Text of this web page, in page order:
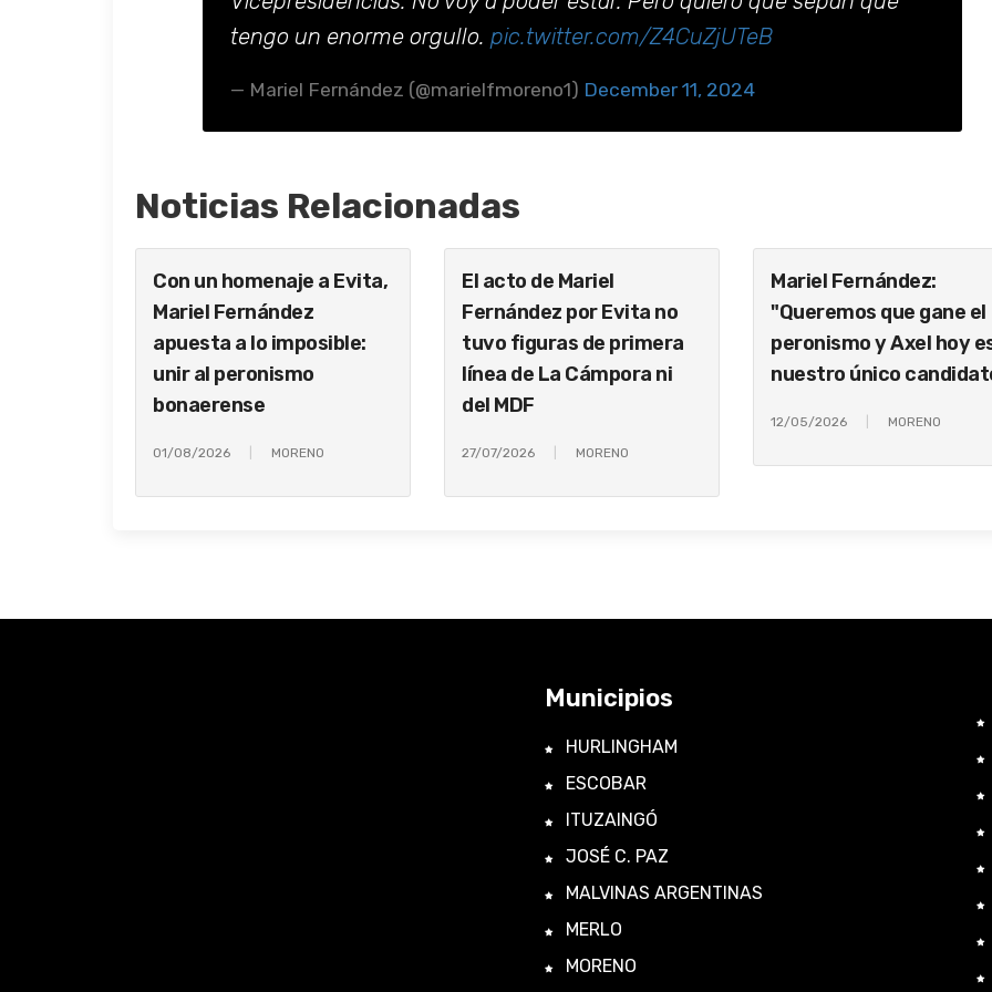
tengo un enorme orgullo. pic.twitter.com/Z4CuZjUTeB
— Mariel Fernández (@marielfmoreno1) December 11, 2024
Noticias Relacionadas
Con un homenaje a Evita,
Mariel Fernández
apuesta a lo imposible:
unir al peronismo
bonaerense
01/08/2026 MORENO
El acto de Mariel
Fernández por Evita no
tuvo figuras de primera
línea de La Cámpora ni
del MDF
27/07/2026 MORENO
Mariel Fernández:
"Queremos que gane el
peronismo y Axel hoy
nuestro único
12/05/2026 MORENO
Municipios
HURLINGHAM
ESCOBAR
ITUZAINGÓ
JOSÉ C. PAZ
MALVINAS ARGENTINAS
MERLO
MORENO